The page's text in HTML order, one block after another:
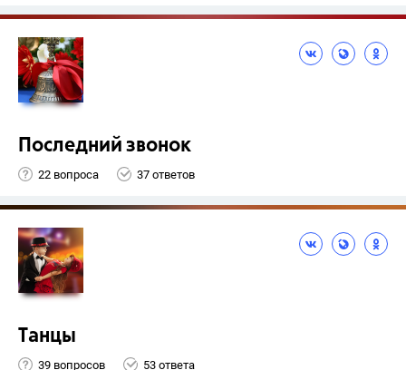
Последний звонок
22 вопроса 37 ответов
Танцы
39 вопросов 53 ответа